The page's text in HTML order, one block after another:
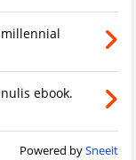
ebook.
Powered bySneeit